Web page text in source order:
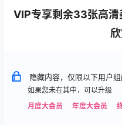
VIP专享剩余33张高清
隐藏内容，仅限以下用户
如果您未在其中，可以升级
月度大会员
年度大会员